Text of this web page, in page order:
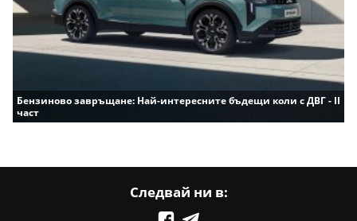
Бензиново завръщане: Най-интересните бъдещи коли с ДВГ - II
част
Следвай ни в: